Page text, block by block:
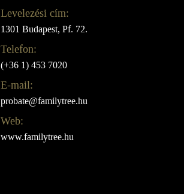
Levelezési cím:
1301 Budapest, Pf. 72.
Telefon:
(+36 1) 453 7020
E-mail:
probate@familytree.hu
Web:
www.familytree.hu